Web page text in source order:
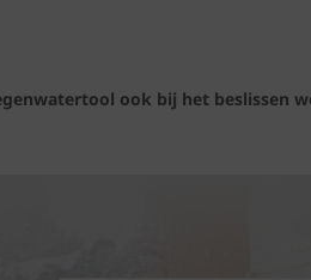
ook bij het